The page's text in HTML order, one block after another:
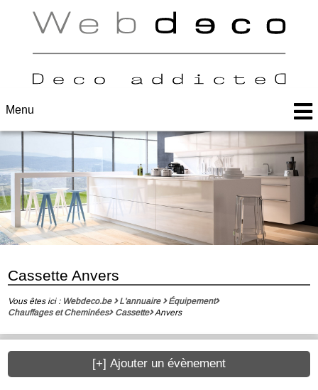
Menu
Cassette Anvers
Vous êtes ici : Webdeco.be L'annuaire
Équipement
Chauffages et Cheminées
Cassette Anvers
[+] Ajouter un évènement